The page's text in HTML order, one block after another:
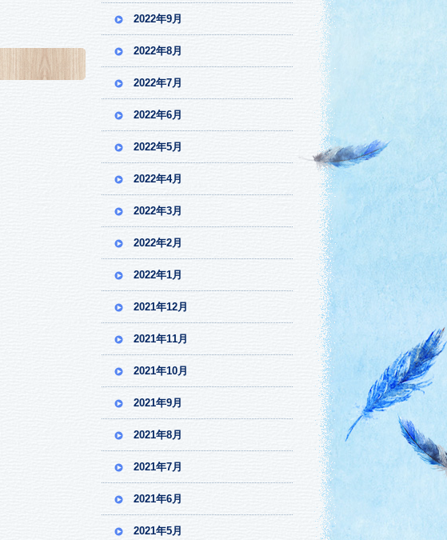
2022年9月
2022年8月
2022年7月
2022年6月
2022年5月
2022年4月
2022年3月
2022年2月
2022年1月
2021年12月
2021年11月
2021年10月
2021年9月
2021年8月
2021年7月
2021年6月
2021年5月